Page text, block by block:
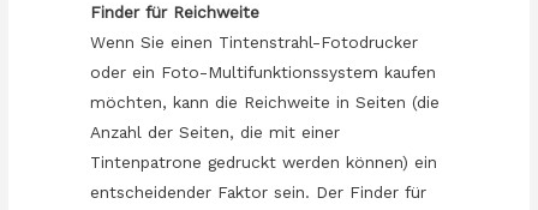
Finder für Reichweite
Wenn Sie einen Tintenstrahl-Fotodrucker
oder ein Foto-Multifunktionssystem kaufen
möchten, kann die Reichweite in Seiten (die
Anzahl der Seiten, die mit einer
Tintenpatrone gedruckt werden können) ein
entscheidender Faktor sein. Der Finder für